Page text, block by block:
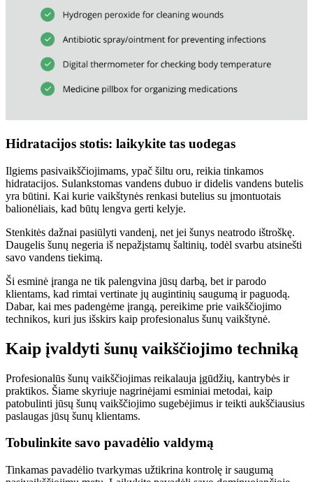
Hidratacijos stotis: laikykite tas uodegas
Ilgiems pasivaikščiojimams, ypač šiltu oru, reikia tinkamos
hidratacijos. Sulankstomas vandens dubuo ir didelis vandens butelis
yra būtini. Kai kurie vaikštynės renkasi butelius su įmontuotais
balionėliais, kad būtų lengva gerti kelyje.
Stenkitės dažnai pasiūlyti vandenį, net jei šunys neatrodo ištroškę.
Daugelis šunų negeria iš nepažįstamų šaltinių, todėl svarbu atsinešti
savo vandens tiekimą.
Ši esminė įranga ne tik palengvina jūsų darbą, bet ir parodo
klientams, kad rimtai vertinate jų augintinių saugumą ir paguodą.
Dabar, kai mes padengėme įrangą, pereikime prie vaikščiojimo
technikos, kuri jus išskirs kaip profesionalus šunų vaikštynė.
Kaip įvaldyti šunų vaikščiojimo techniką
Profesionalūs šunų vaikščiojimas reikalauja įgūdžių, kantrybės ir
praktikos. Šiame skyriuje nagrinėjami esminiai metodai, kaip
patobulinti jūsų šunų vaikščiojimo sugebėjimus ir teikti aukščiausius
paslaugas jūsų šunų klientams.
Tobulinkite savo pavadėlio valdymą
Tinkamas pavadėlio tvarkymas užtikrina kontrolę ir saugumą